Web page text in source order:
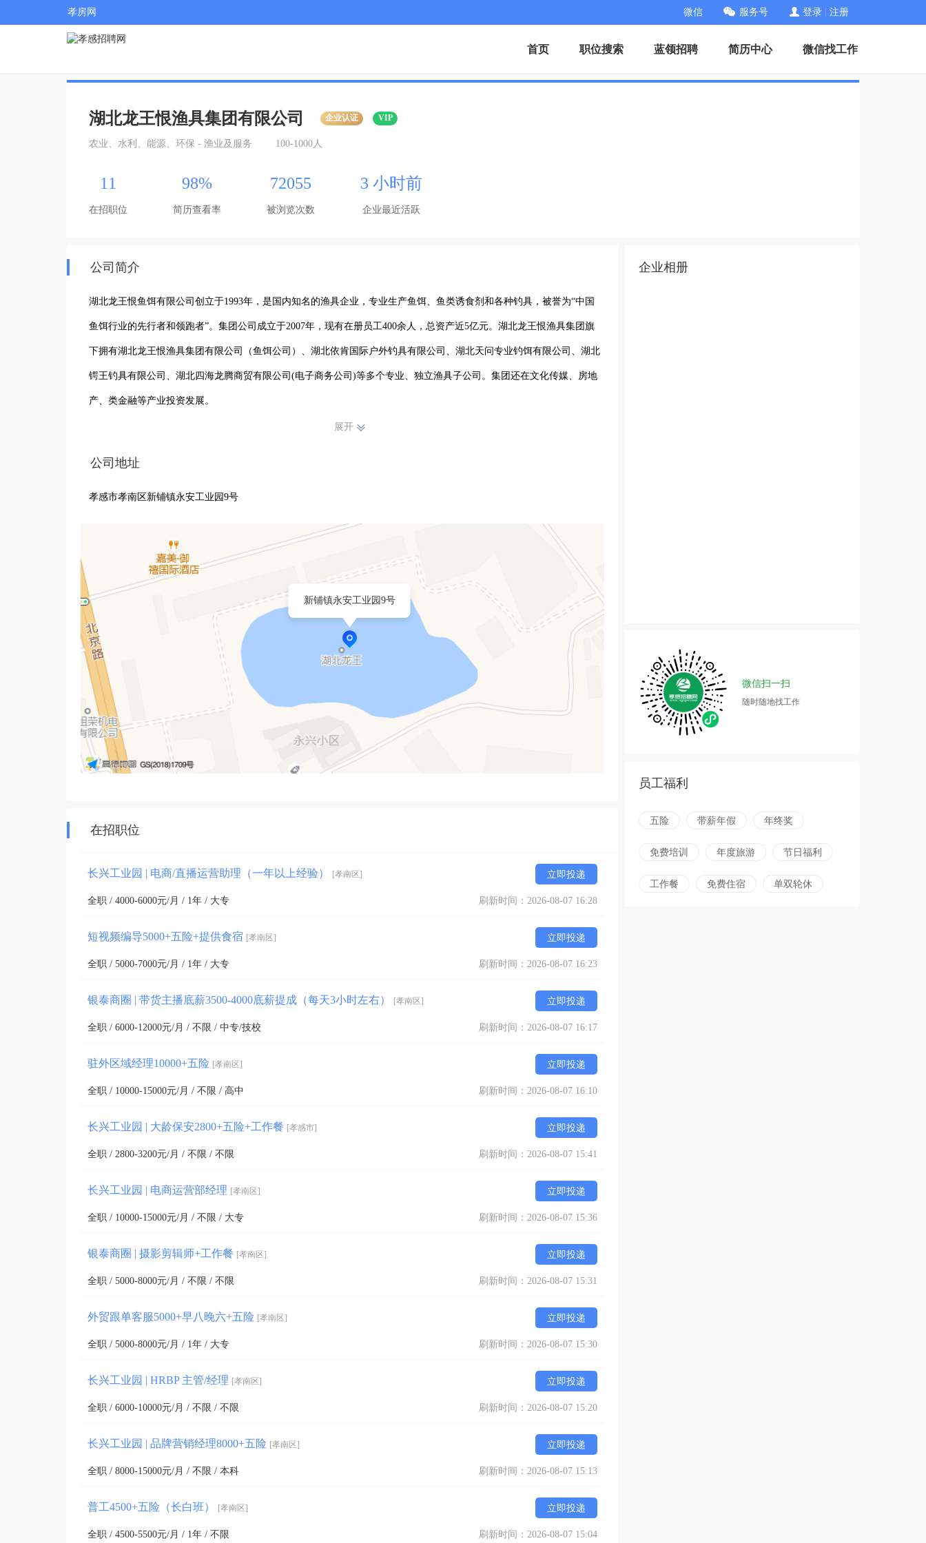
孝房网 微信 服务号 登录 注册
首页 职位搜索 蓝领招聘 简历中心 微信找工作
湖北龙王恨渔具集团有限公司 企业认证 VIP
农业、水利、能源、环保 - 渔业及服务 100-1000人
11
在招职位
98%
简历查看率
72055
被浏览次数
3 小时前
企业最近活跃
公司简介
湖北龙王恨鱼饵有限公司创立于1993年，是国内知名的渔具企业，专业生产鱼饵、鱼类诱食剂和各种钓具，被誉为“中国
鱼饵行业的先行者和领跑者”。集团公司成立于2007年，现有在册员工400余人，总资产近5亿元。湖北龙王恨渔具集团旗
下拥有湖北龙王恨渔具集团有限公司（鱼饵公司）、湖北依肯国际户外钓具有限公司、湖北天问专业钓饵有限公司、湖北
锷王钓具有限公司、湖北四海龙腾商贸有限公司(电子商务公司)等多个专业、独立渔具子公司。集团还在文化传媒、房地
产、类金融等产业投资发展。
展开
公司地址
孝感市孝南区新铺镇永安工业园9号
新铺镇永安工业园9号
在招职位
长兴工业园 | 电商/直播运营助理（一年以上经验） [孝南区] 立即投递
全职 / 4000-6000元/月 / 1年 / 大专 刷新时间：2026-08-07 16:28
短视频编导5000+五险+提供食宿 [孝南区] 立即投递
全职 / 5000-7000元/月 / 1年 / 大专 刷新时间：2026-08-07 16:23
银泰商圈 | 带货主播底薪3500-4000底薪提成（每天3小时左右） [孝南区] 立即投递
全职 / 6000-12000元/月 / 不限 / 中专/技校 刷新时间：2026-08-07 16:17
驻外区域经理10000+五险 [孝南区] 立即投递
全职 / 10000-15000元/月 / 不限 / 高中 刷新时间：2026-08-07 16:10
长兴工业园 | 大龄保安2800+五险+工作餐 [孝感市] 立即投递
全职 / 2800-3200元/月 / 不限 / 不限 刷新时间：2026-08-07 15:41
长兴工业园 | 电商运营部经理 [孝南区] 立即投递
全职 / 10000-15000元/月 / 不限 / 大专 刷新时间：2026-08-07 15:36
银泰商圈 | 摄影剪辑师+工作餐 [孝南区] 立即投递
全职 / 5000-8000元/月 / 不限 / 不限 刷新时间：2026-08-07 15:31
外贸跟单客服5000+早八晚六+五险 [孝南区] 立即投递
全职 / 5000-8000元/月 / 1年 / 大专 刷新时间：2026-08-07 15:30
长兴工业园 | HRBP 主管/经理 [孝南区] 立即投递
全职 / 6000-10000元/月 / 不限 / 不限 刷新时间：2026-08-07 15:20
长兴工业园 | 品牌营销经理8000+五险 [孝南区] 立即投递
全职 / 8000-15000元/月 / 不限 / 本科 刷新时间：2026-08-07 15:13
普工4500+五险（长白班） [孝南区] 立即投递
全职 / 4500-5500元/月 / 1年 / 不限 刷新时间：2026-08-07 15:04
企业相册
微信扫一扫
随时随地找工作
员工福利
五险 带薪年假 年终奖
免费培训 年度旅游 节日福利
工作餐 免费住宿 单双轮休